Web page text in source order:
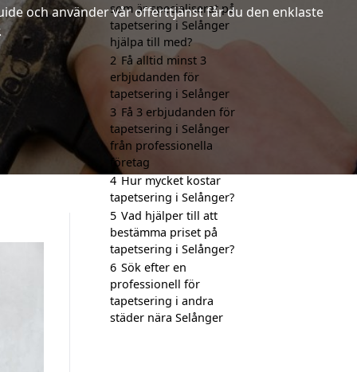
och använder vår offerttjänst får du den enklaste
som är specialiserat på
tapetsering i Selånger
hjälpa till med?
2 Få alltid minst 3
erbjudanden för
tapetsering i Selånger
3 Få 3 erbjudanden för
tapetsering i Selånger
från professionella
företag
4 Hur mycket kostar
tapetsering i Selånger?
5 Vad hjälper till att
bestämma priset på
tapetsering i Selånger?
6 Sök efter en
professionell för
tapetsering i andra
städer nära Selånger